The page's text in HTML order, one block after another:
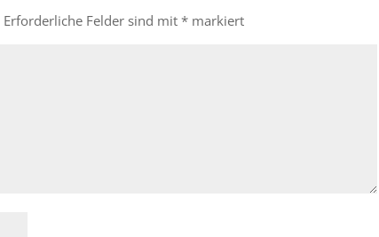
Erforderliche Felder sind mit *markiert